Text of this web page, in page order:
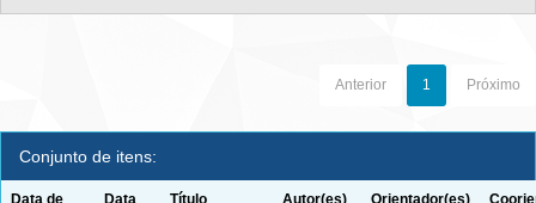
Anterior 1 Próximo
Conjunto de itens:
Data de
Data
Título Autor(es) Orientador(es)